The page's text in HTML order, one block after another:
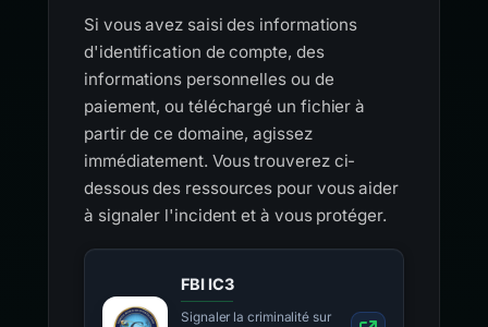
Si vous avez saisi des informations
d'identification de compte, des
informations personnelles ou de
paiement, ou téléchargé un fichier à
partir de ce domaine, agissez
immédiatement. Vous trouverez ci-
dessous des ressources pour vous aider
à signaler l'incident et à vous protéger.
FBI IC3
Signaler la criminalité sur